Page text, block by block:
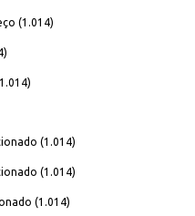
(1.014)
(1.014)
(1.014)
(1.014)